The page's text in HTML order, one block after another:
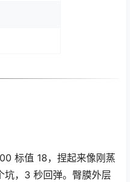
标值 18，捏起来像刚蒸
坑，3 秒回弹。臀膜外层